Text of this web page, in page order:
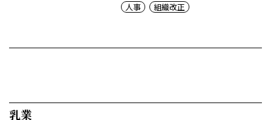
人事
組織改正
乳業​